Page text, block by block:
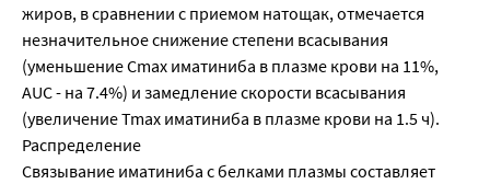
жиров, в сравнении с приемом натощак, отмечается
незначительное снижение степени всасывания
(уменьшение Cmax иматиниба в плазме крови на 11%,
AUC - на 7.4%) и замедление скорости всасывания
(увеличение Tmax иматиниба в плазме крови на 1.5 ч).
Распределение
Связывание иматиниба с белками плазмы составляет